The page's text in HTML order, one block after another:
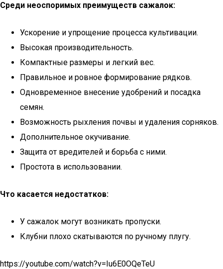
Среди неоспоримых преимуществ сажалок:
Ускорение и упрощение процесса культивации.
Высокая производительность.
Компактные размеры и легкий вес.
Правильное и ровное формирование рядков.
Одновременное внесение удобрений и посадка
семян.
Возможность рыхления почвы и удаления сорняков.
Дополнительное окучивание.
Защита от вредителей и борьба с ними.
Простота в использовании.
Что касается недостатков:
У сажалок могут возникать пропуски.
Клубни плохо скатываются по ручному плугу.
https://youtube.com/watch?v=Iu6E0OQeTeU